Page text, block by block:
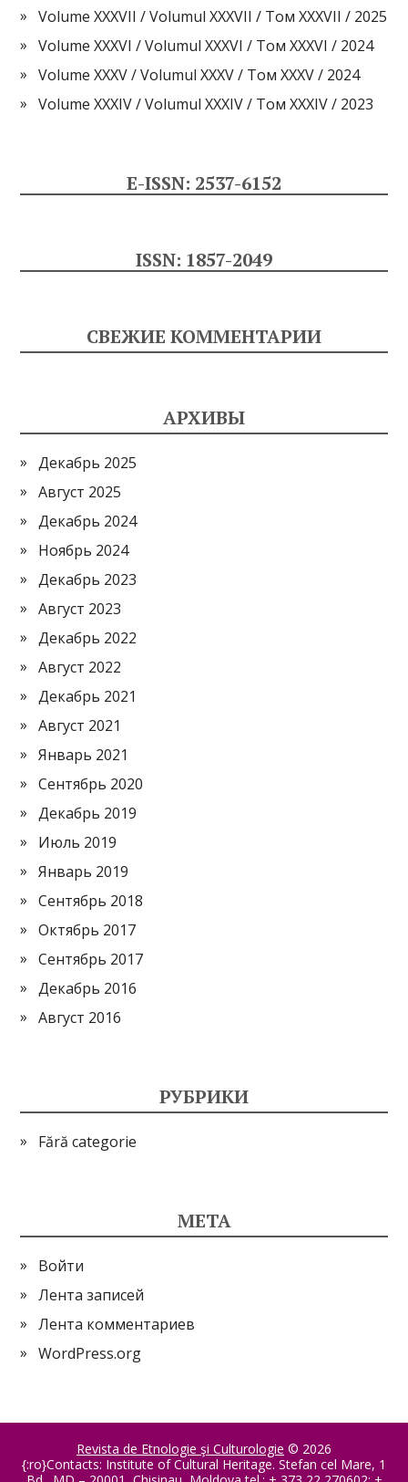
Volume XXXVII / Volumul XXXVII / Том XXXVII / 2025
Volume XXXVI / Volumul XXXVI / Том XXXVI / 2024
Volume XXXV / Volumul XXXV / Том XXXV / 2024
Volume XXXIV / Volumul XXXIV / Том XXXIV / 2023
E-ISSN: 2537-6152
ISSN: 1857-2049
СВЕЖИЕ КОММЕНТАРИИ
АРХИВЫ
Декабрь 2025
Август 2025
Декабрь 2024
Ноябрь 2024
Декабрь 2023
Август 2023
Декабрь 2022
Август 2022
Декабрь 2021
Август 2021
Январь 2021
Сентябрь 2020
Декабрь 2019
Июль 2019
Январь 2019
Сентябрь 2018
Октябрь 2017
Сентябрь 2017
Декабрь 2016
Август 2016
РУБРИКИ
Fără categorie
МЕТА
Войти
Лента записей
Лента комментариев
WordPress.org
Revista de Etnologie şi Culturologie © 2026
{:ro}Contacts: Institute of Cultural Heritage. Stefan cel Mare, 1